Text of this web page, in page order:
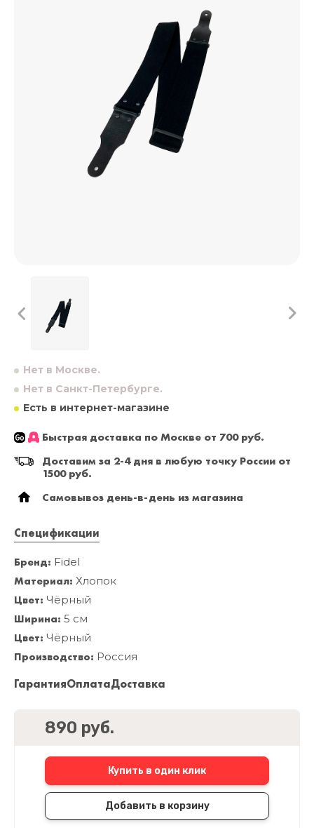
Нет в Москве.
Нет в Санкт-Петербурге.
Есть в интернет-магазине
Быстрая доставка по Москве от 700 руб.
Доставим за 2-4 дня в любую точку России от
1500 руб.
Самовывоз день-в-день из магазина
Спецификации
Бренд: Fidel
Материал: Хлопок
Цвет: Чёрный
Ширина: 5 см
Цвет: Чёрный
Производство: Россия
ГарантияОплатаДоставка
890 руб.
Купить в один клик
Добавить в корзину